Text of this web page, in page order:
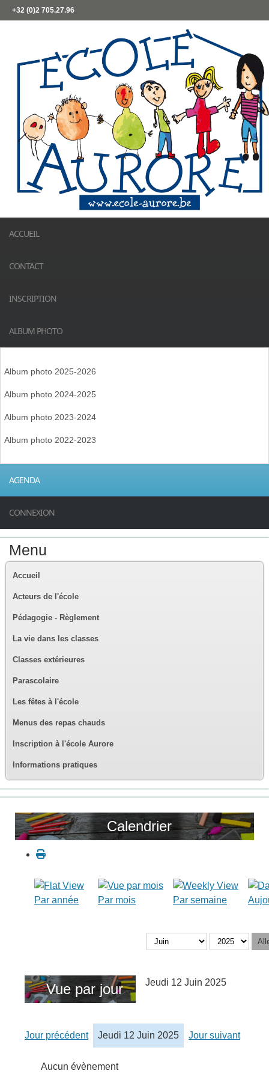
+32 (0)2 705.27.96
ACCUEIL
CONTACT
INSCRIPTION
ALBUM PHOTO
Album photo 2025-2026
Album photo 2024-2025
Album photo 2023-2024
Album photo 2022-2023
AGENDA
CONNEXION
Menu
Accueil
Acteurs de l'école
Pédagogie - Règlement
La vie dans les classes
Classes extérieures
Parascolaire
Les fêtes à l'école
Menus des repas chauds
Inscription à l'école Aurore
Informations pratiques
Calendrier
Par année Par mois Par semaine
Vue par jour Jeudi 12 Juin 2025
Jour précédent Jeudi 12 Juin 2025 Jour suivant
Aucun évènement